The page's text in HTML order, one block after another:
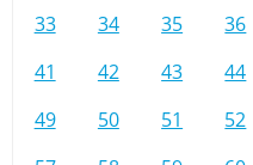
33
34 35 36
41
42 43 44
49
50 51 52